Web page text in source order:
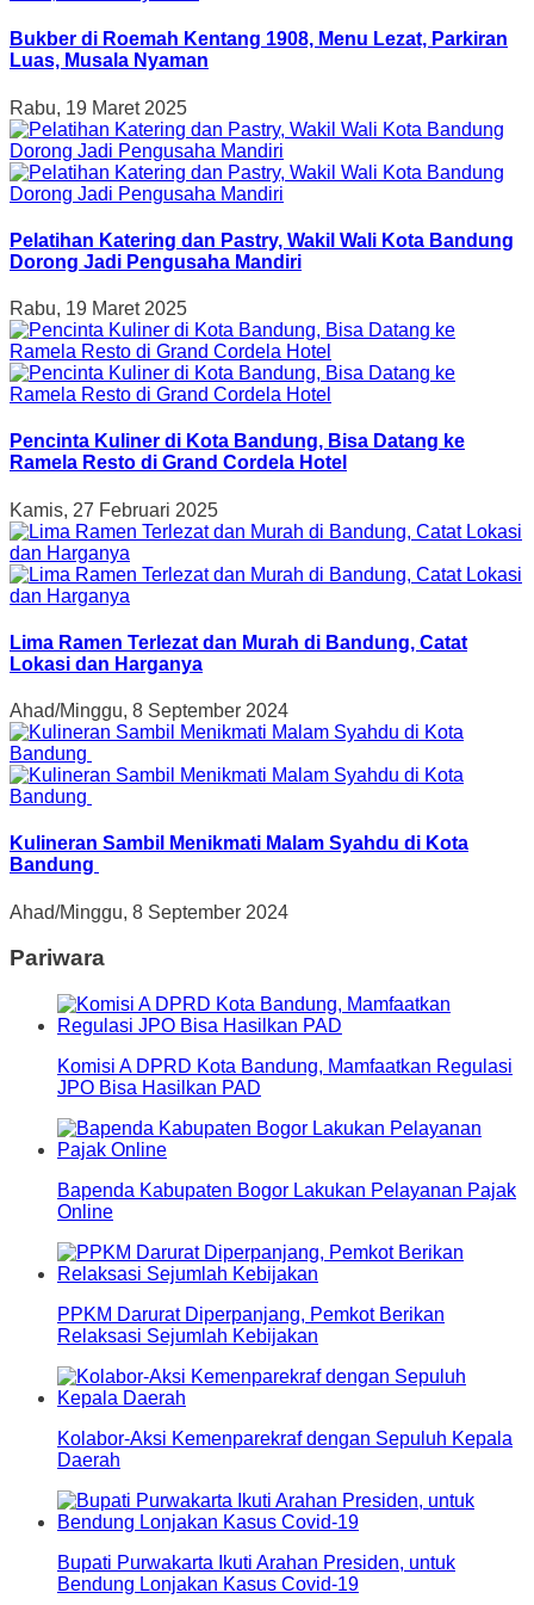
Bukber di Roemah Kentang 1908, Menu Lezat, Parkiran
Luas, Musala Nyaman
Rabu, 19 Maret 2025
Pelatihan Katering dan Pastry, Wakil Wali Kota Bandung
Dorong Jadi Pengusaha Mandiri
Rabu, 19 Maret 2025
Pencinta Kuliner di Kota Bandung, Bisa Datang ke
Ramela Resto di Grand Cordela Hotel
Kamis, 27 Februari 2025
Lima Ramen Terlezat dan Murah di Bandung, Catat
Lokasi dan Harganya
Ahad/Minggu, 8 September 2024
Kulineran Sambil Menikmati Malam Syahdu di Kota
Bandung
Ahad/Minggu, 8 September 2024
Pariwara
Komisi A DPRD Kota Bandung, Mamfaatkan Regulasi
JPO Bisa Hasilkan PAD
Bapenda Kabupaten Bogor Lakukan Pelayanan Pajak
Online
PPKM Darurat Diperpanjang, Pemkot Berikan
Relaksasi Sejumlah Kebijakan
Kolabor-Aksi Kemenparekraf dengan Sepuluh Kepala
Daerah
Bupati Purwakarta Ikuti Arahan Presiden, untuk
Bendung Lonjakan Kasus Covid-19